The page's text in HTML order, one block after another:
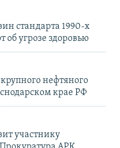
стандарта 1990-х
об угрозе здоровью
нефтяного
крае РФ
участнику